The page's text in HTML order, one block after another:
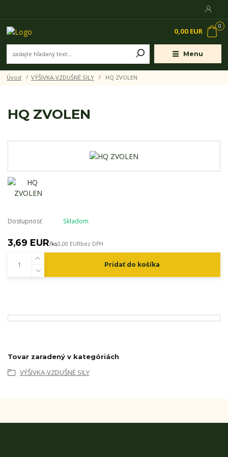
Menu
0
0,00 EUR
Úvod VÝŠIVKA-VZDUŠNÉ SILY HQ ZVOLEN
HQ ZVOLEN
Dostupnosť Skladom
3,69 EUR/ks3,00 EURbez DPH
Pridať do košíka
Tovar zaradený v kategóriách
VÝŠIVKA-VZDUŠNÉ SILY